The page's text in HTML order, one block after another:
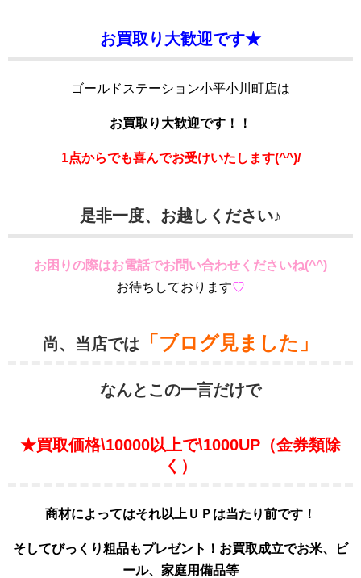
お買取り大歓迎です★
ゴールドステーション小平小川町店は
お買取り大歓迎です！！
1点からでも喜んでお受けいたします(^^)/
是非一度、お越しください♪
お困りの際はお電話でお問い合わせくださいね(^^)
お待ちしております♡
尚、当店では 「ブログ見ました」
なんとこの一言だけで
★買取価格\10000以上で\1000UP（金券類除
く）
商材によってはそれ以上ＵＰは当たり前です！
そしてびっくり粗品もプレゼント！お買取成立でお米、ビ
ール、家庭用備品等